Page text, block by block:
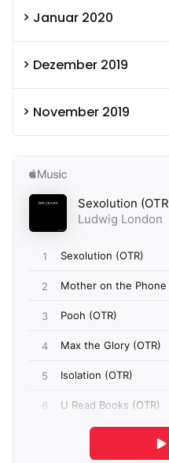
Januar 2020
Dezember 2019
November 2019